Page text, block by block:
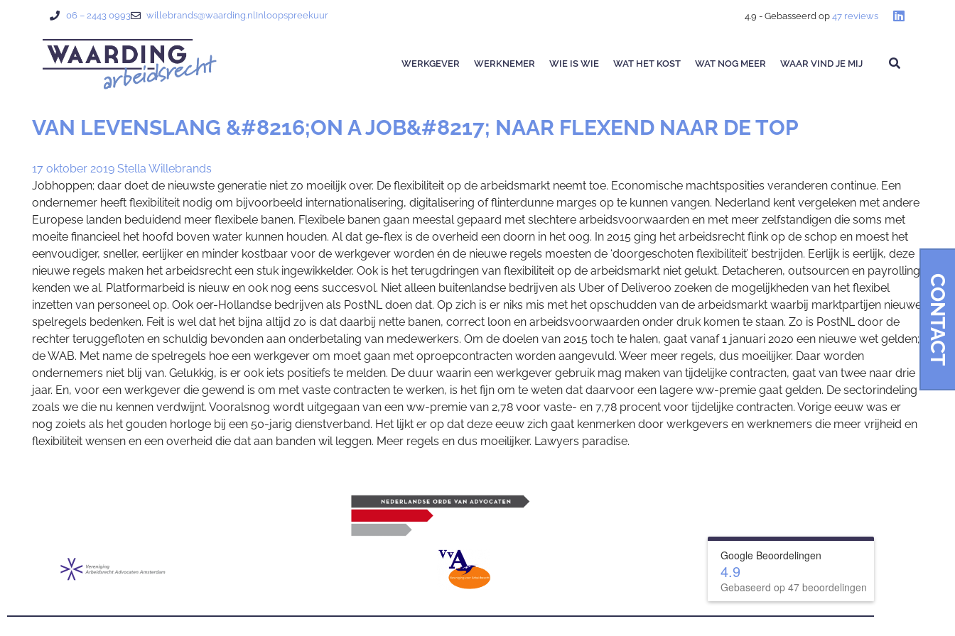
CONTACT
06 – 2443 0993 willebrands@waarding.nlInloopspreekuur 4.9 - Gebasseerd op 47 reviews
WERKGEVER WERKNEMER WIE IS WIE WAT HET KOST WAT NOG MEER WAAR VIND JE MIJ
VAN LEVENSLANG &#8216;ON A JOB&#8217; NAAR FLEXEND NAAR DE TOP
17 oktober 2019 Stella Willebrands
Jobhoppen; daar doet de nieuwste generatie niet zo moeilijk over. De flexibiliteit op de arbeidsmarkt neemt toe. Economische machtsposities veranderen continue. Een
ondernemer heeft flexibiliteit nodig om bijvoorbeeld internationalisering, digitalisering of flinterdunne marges op te kunnen vangen. Nederland kent vergeleken met andere
Europese landen beduidend meer flexibele banen. Flexibele banen gaan meestal gepaard met slechtere arbeidsvoorwaarden en met meer zelfstandigen die soms met
moeite financieel het hoofd boven water kunnen houden. Al dat ge-flex is de overheid een doorn in het oog. In 2015 ging het arbeidsrecht flink op de schop en moest het
eenvoudiger, sneller, eerlijker en minder kostbaar voor de werkgever worden én de nieuwe regels moesten de ‘doorgeschoten flexibiliteit’ bestrijden. Eerlijk is eerlijk, deze
nieuwe regels maken het arbeidsrecht een stuk ingewikkelder. Ook is het terugdringen van flexibiliteit op de arbeidsmarkt niet gelukt. Detacheren, outsourcen en payrolling
kenden we al. Platformarbeid is nieuw en ook nog eens succesvol. Niet alleen buitenlandse bedrijven als Uber of Deliveroo zoeken de mogelijkheden van het flexibel
inzetten van personeel op. Ook oer-Hollandse bedrijven als PostNL doen dat. Op zich is er niks mis met het opschudden van de arbeidsmarkt waarbij marktpartijen nieuwe
spelregels bedenken. Feit is wel dat het bijna altijd zo is dat daarbij nette banen, correct loon en arbeidsvoorwaarden onder druk komen te staan. Zo is PostNL door de
rechter teruggefloten en schuldig bevonden aan onderbetaling van medewerkers. Om de doelen van 2015 toch te halen, gaat vanaf 1 januari 2020 een nieuwe wet gelden;
de WAB. Met name de spelregels hoe een werkgever om moet gaan met oproepcontracten worden aangevuld. Weer meer regels, dus moeilijker. Daar worden
ondernemers niet blij van. Gelukkig, is er ook iets positiefs te melden. De duur waarin een werkgever gebruik mag maken van tijdelijke contracten, gaat van twee naar drie
jaar. En, voor een werkgever die gewend is om met vaste contracten te werken, is het fijn om te weten dat daarvoor een lagere ww-premie gaat gelden. De sectorindeling
zoals we die nu kennen verdwijnt. Vooralsnog wordt uitgegaan van een ww-premie van 2,78 voor vaste- en 7,78 procent voor tijdelijke contracten. Vorige eeuw was er
nog zoiets als het gouden horloge bij een 50-jarig dienstverband. Het lijkt er op dat deze eeuw zich gaat kenmerken door werkgevers en werknemers die meer vrijheid en
flexibiliteit wensen en een overheid die dat aan banden wil leggen. Meer regels en dus moeilijker. Lawyers paradise.
Google Beoordelingen
4.9
Gebaseerd op 47 beoordelingen